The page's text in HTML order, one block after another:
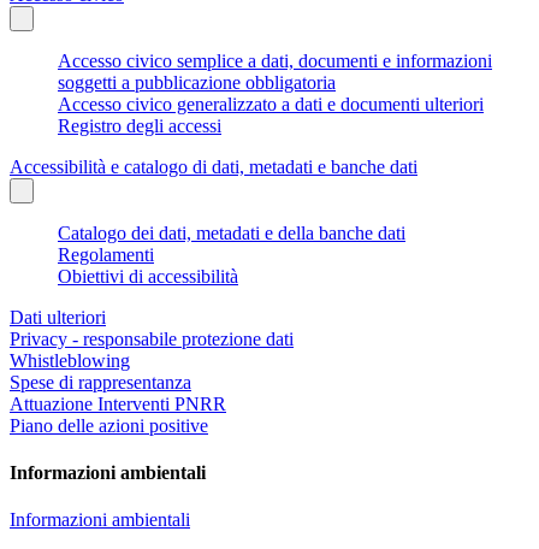
Accesso civico semplice a dati, documenti e informazioni
soggetti a pubblicazione obbligatoria
Accesso civico generalizzato a dati e documenti ulteriori
Registro degli accessi
Accessibilità e catalogo di dati, metadati e banche dati
Catalogo dei dati, metadati e della banche dati
Regolamenti
Obiettivi di accessibilità
Dati ulteriori
Privacy - responsabile protezione dati
Whistleblowing
Spese di rappresentanza
Attuazione Interventi PNRR
Piano delle azioni positive
Informazioni ambientali
Informazioni ambientali